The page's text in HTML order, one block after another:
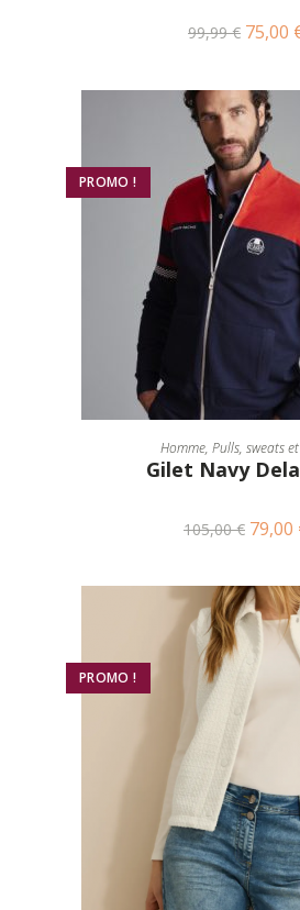
99,99€ 75,00
PROMO !
CHOIX DES
Homme, Pulls, sweats
Gilet Navy
105,00€ 79,00
PROMO !